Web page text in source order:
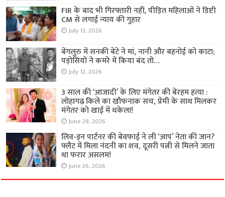
FIR के बाद भी गिरफ्तारी नहीं, पीड़ित महिलाओं ने डिप्टी
CM से लगाई न्याय की गुहार
July 13, 2026
बेंगलुरु में सनकी बेटे ने मां, नानी और बहनोई को काटा;
पड़ोसियों ने कमरे में किया बंद तो…
July 12, 2026
3 साल की ‘आजादी’ के लिए मंगेतर की बेरहम हत्या :
लोहागढ़ किले का खौफनाक सच, प्रेमी के साथ मिलकर
मंगेतर को खाई में धकेला!
June 28, 2026
लिव-इन पार्टनर की बेवफाई ने ली ‘आप’ नेता की जान?
फ्लैट में मिला नंदनी का शव, दूसरी पत्नी से मिलने जाता
था फरार असलम!
June 26, 2026